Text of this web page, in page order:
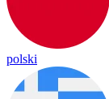
polski